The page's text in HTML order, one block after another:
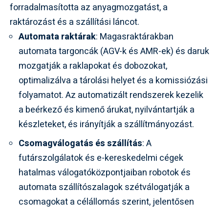
forradalmasította az anyagmozgatást, a
raktározást és a szállítási láncot.
Automata raktárak: Magasraktárakban
automata targoncák (AGV-k és AMR-ek) és daruk
mozgatják a raklapokat és dobozokat,
optimalizálva a tárolási helyet és a komissiózási
folyamatot. Az automatizált rendszerek kezelik
a beérkező és kimenő árukat, nyilvántartják a
készleteket, és irányítják a szállítmányozást.
Csomagválogatás és szállítás: A
futárszolgálatok és e-kereskedelmi cégek
hatalmas válogatóközpontjaiban robotok és
automata szállítószalagok szétválogatják a
csomagokat a célállomás szerint, jelentősen